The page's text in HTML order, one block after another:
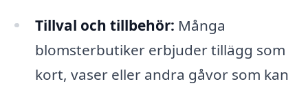
Tillval och tillbehör: Många
blomsterbutiker erbjuder tillägg som
kort, vaser eller andra gåvor som kan